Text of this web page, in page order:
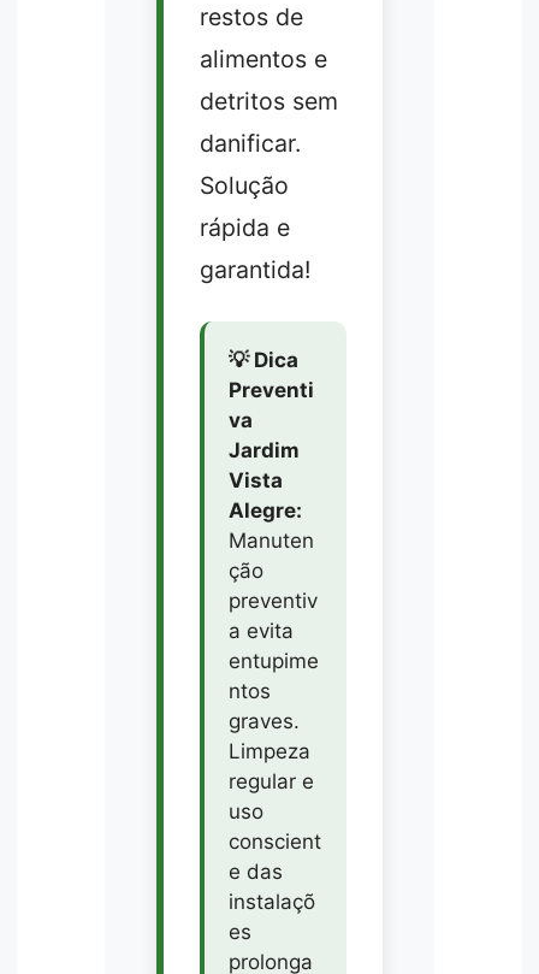
restos de
alimentos e
detritos sem
danificar.
Solução
rápida e
garantida!
💡 Dica
Preventi
va
Jardim
Vista
Alegre:
Manuten
ção
preventiv
a evita
entupime
ntos
graves.
Limpeza
regular e
uso
conscient
e das
instalaçõ
es
prolonga